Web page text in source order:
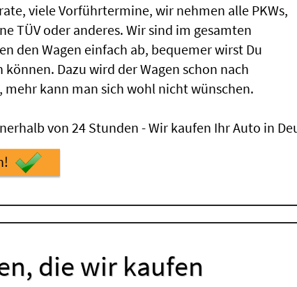
viele Vorführtermine, wir nehmen alle PKWs,
TÜV oder anderes. Wir sind im gesamten
den Wagen einfach ab, bequemer wirst Du
Dazu wird der Wagen schon nach
kann man sich wohl nicht wünschen.
von 24 Stunden - Wir kaufen Ihr Auto in
die wir kaufen